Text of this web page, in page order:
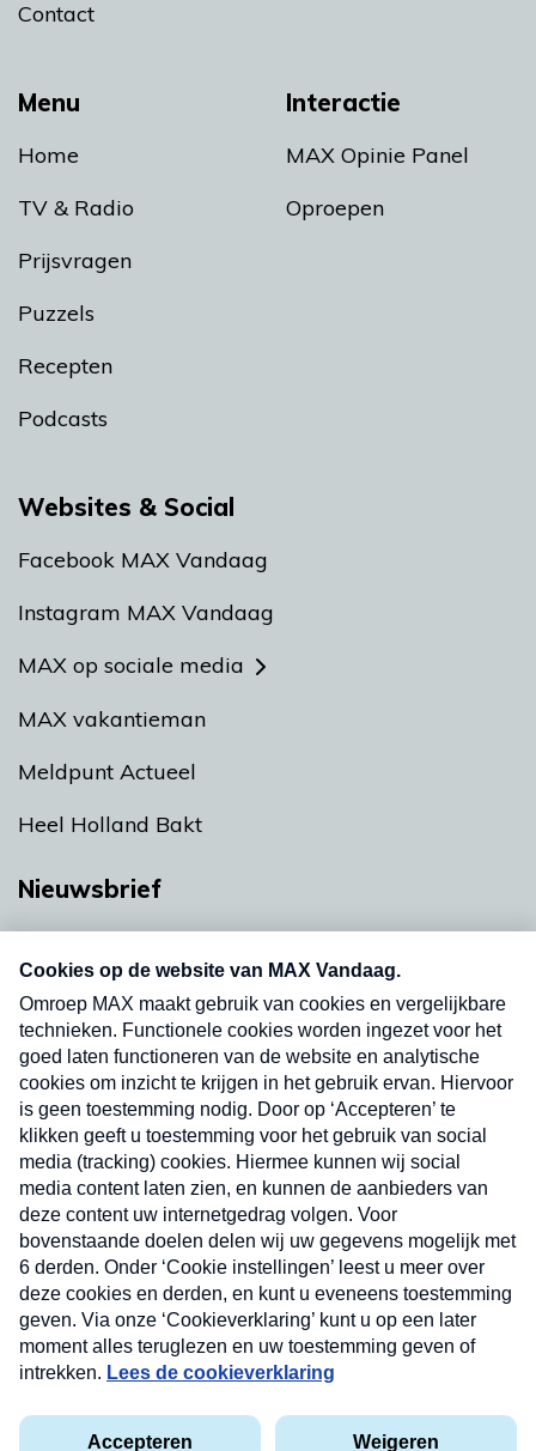
Menu
Home
TV & Radio
Prijsvragen
Puzzels
Recepten
Podcasts
Interactie
MAX Opinie Panel
Oproepen
Contact
Websites & Social
Facebook MAX Vandaag
Instagram MAX Vandaag
MAX op sociale media
MAX vakantieman
Meldpunt Actueel
Heel Holland Bakt
Nieuwsbrief
nieuwsbrief. Elke vrijdag- en dinsdagochtend in
uw mailbox.
Verzend
Privacyverklaring
Cookieverklaring
Nieuwsbrief
Neem hier een gratis abonnement op onze
nieuwsbrief. Elke vrijdag- en dinsdagochtend in uw